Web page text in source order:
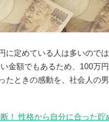
に定めている人は多いので
金額でもあるため、100万
たときの感動を、社会人の
！ 性格から自分に合った貯